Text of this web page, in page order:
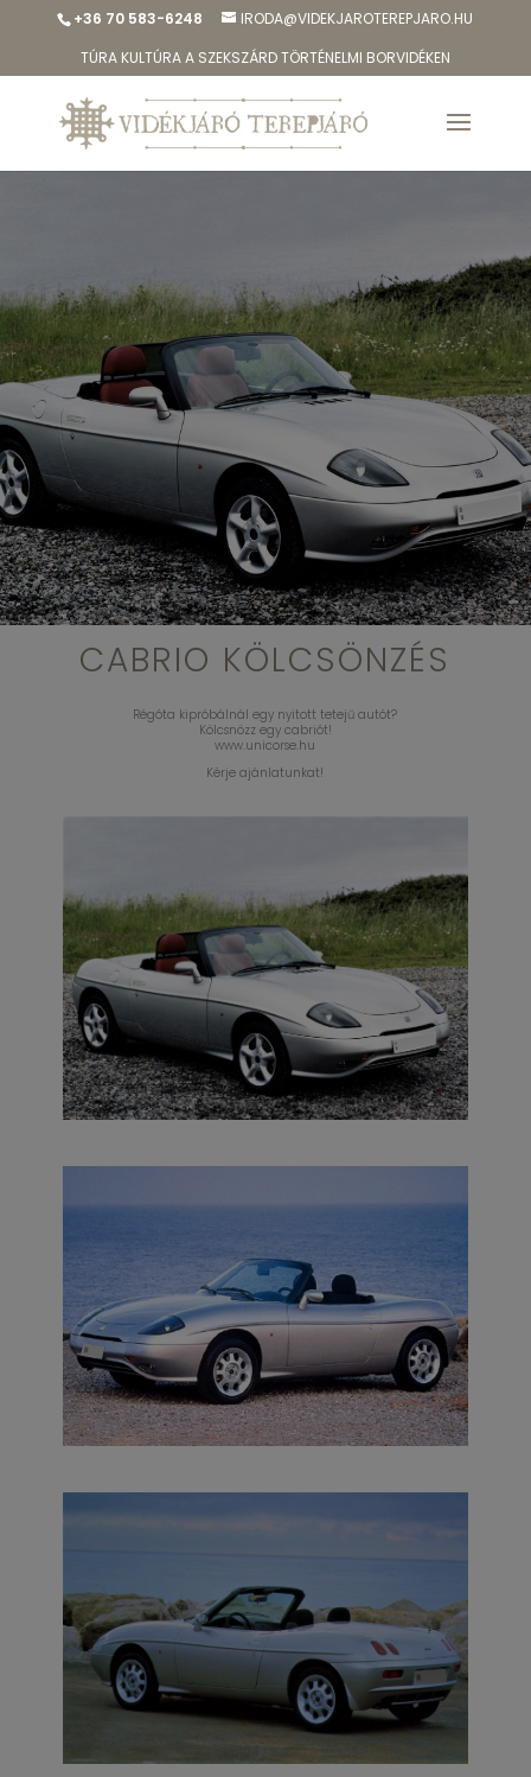
+36 70 583-6248
IRODA@VIDEKJAROTEREPJARO.HU
TÚRA KULTÚRA A SZEKSZÁRD TÖRTÉNELMI BORVIDÉKEN
CABRIO KÖLCSÖNZÉS
Régóta kipróbálnál egy nyitott tetejű autót?
Kölcsnözz egy cabriót!
www.unicorse.hu
Kérje ajánlatunkat!